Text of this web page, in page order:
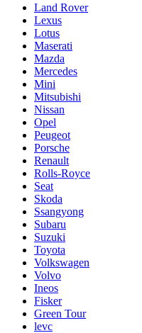
Land Rover
Lexus
Lotus
Maserati
Mazda
Mercedes
Mini
Mitsubishi
Nissan
Opel
Peugeot
Porsche
Renault
Rolls-Royce
Seat
Skoda
Ssangyong
Subaru
Suzuki
Toyota
Volkswagen
Volvo
Ineos
Fisker
Green Tour
levc